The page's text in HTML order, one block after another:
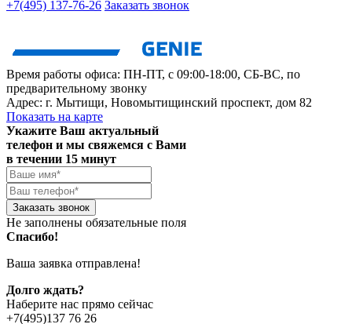
+7(495) 137-76-26 Заказать звонок
Время работы офиса: ПН-ПТ, с 09:00-18:00, СБ-ВС, по
предварительному звонку
Адрес: г. Мытищи, Новомытищинский проспект, дом 82
Показать на карте
Укажите Ваш актуальный
телефон и мы свяжемся с Вами
в течении 15 минут
Заказать звонок
Не заполнены обязательные поля
Спасибо!
Ваша заявка отправлена!
Долго ждать?
Наберите нас прямо сейчас
+7(495)137 76 26